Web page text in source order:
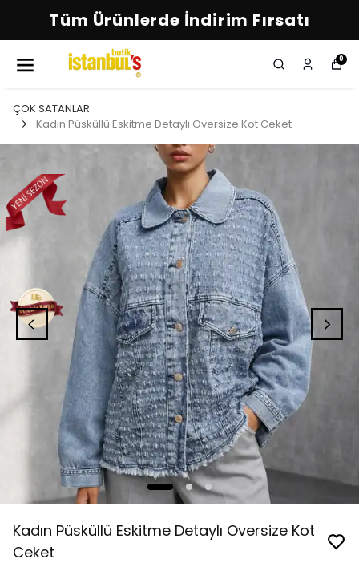
Tüm Ürünlerde İndirim Fırsatı
0
ÇOK SATANLAR
Kadın Püsküllü Eskitme Detaylı Oversize Kot Ceket
Kadın Püsküllü Eskitme Detaylı Oversize Kot
Ceket